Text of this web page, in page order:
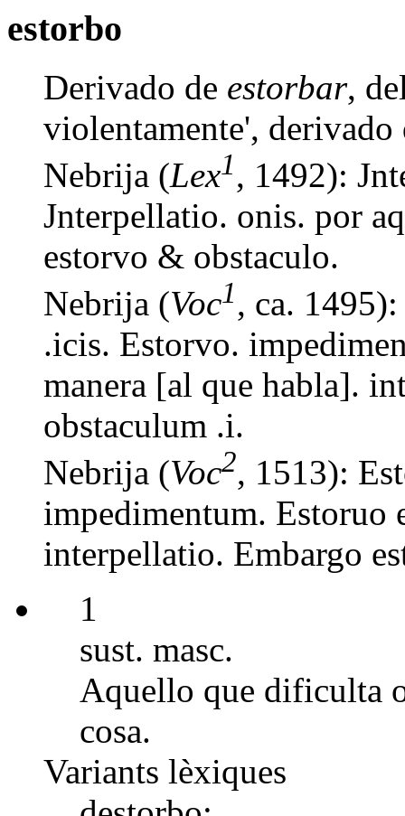
estorbo
Derivado de estorbar,
violentamente',
Nebrija (Lex1, 1492):
Jnterpellatio. onis. por
estorvo & obstaculo.
Nebrija (Voc1, ca.
.icis. Estorvo.
manera [al que habla].
obstaculum .i.
Nebrija (Voc2, 1513):
impedimentum. Estoruo
interpellatio. Embargo
1
sust. masc.
Aquello que dificulta
cosa.
Variants lèxiques